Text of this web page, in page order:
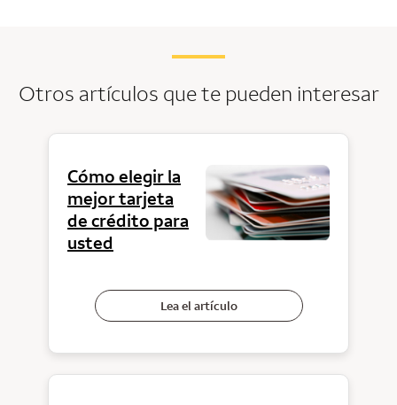
Otros artículos que te pueden interesar
Cómo elegir la
mejor tarjeta
de crédito para
usted
Lea el artículo